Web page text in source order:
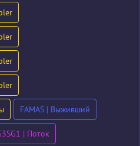
FAMAS | Выживший
| Поток